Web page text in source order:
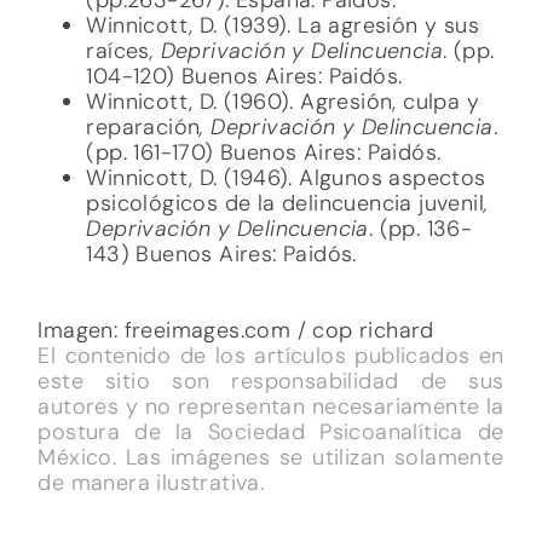
Winnicott, D. (1939). La agresión y sus
raíces, Deprivación y Delincuencia. (pp.
104-120) Buenos Aires: Paidós.
Winnicott, D. (1960). Agresión, culpa y
reparación, Deprivación y Delincuencia.
(pp. 161-170) Buenos Aires: Paidós.
Winnicott, D. (1946). Algunos aspectos
psicológicos de la delincuencia juvenil,
Deprivación y Delincuencia. (pp. 136-
143) Buenos Aires: Paidós.
Imagen: freeimages.com / cop richard
El contenido de los artículos publicados en
este sitio son responsabilidad de sus
autores y no representan necesariamente la
postura de la Sociedad Psicoanalítica de
México. Las imágenes se utilizan solamente
de manera ilustrativa.